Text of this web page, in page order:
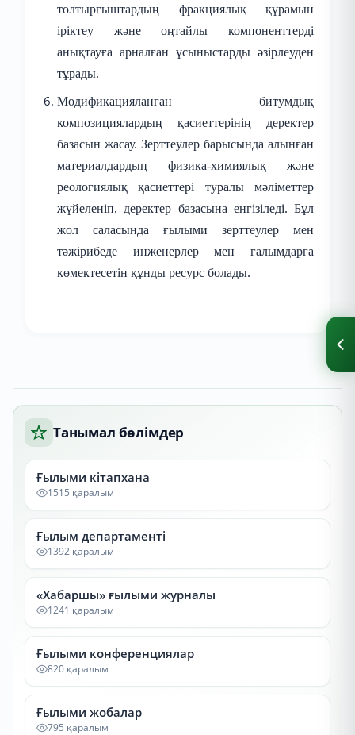
толтырғыштардың фракциялық құрамын
іріктеу және оңтайлы компоненттерді
анықтауға арналған ұсыныстарды әзірлеуден
тұрады.
Модификацияланған битумдық
композициялардың қасиеттерінің деректер
базасын жасау. Зерттеулер барысында алынған
материалдардың физика-химиялық және
реологиялық қасиеттері туралы мәліметтер
жүйеленіп, деректер базасына енгізіледі. Бұл
жол саласында ғылыми зерттеулер мен
тәжірибеде инженерлер мен ғалымдарға
көмектесетін құнды ресурс болады.
Танымал бөлімдер
Ғылыми кітапхана
1515 қаралым
Ғылым департаменті
1392 қаралым
«Хабаршы» ғылыми журналы
1241 қаралым
Ғылыми конференциялар
820 қаралым
Ғылыми жобалар
795 қаралым